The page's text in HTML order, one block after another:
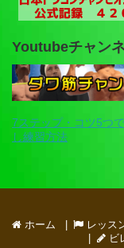
Youtubeチャン
7ステップ・コツ5つ
し練習方法
ホーム レッス
ビ